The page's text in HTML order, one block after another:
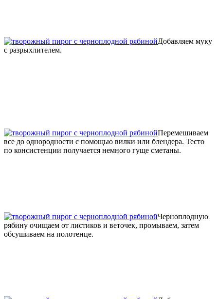
Добавляем муку
с разрыхлителем.
Перемешиваем
все до однородности с помощью вилки или блендера. Тесто
по консистенции получается немного гуще сметаны.
Черноплодную
рябину очищаем от листиков и веточек, промываем, затем
обсушиваем на полотенце.